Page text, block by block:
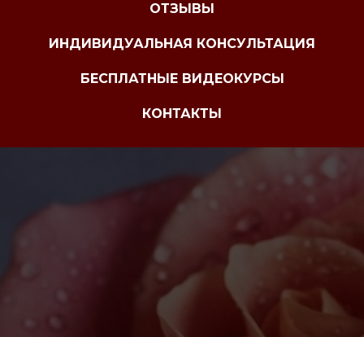
ОТЗЫВЫ
ИНДИВИДУАЛЬНАЯ КОНСУЛЬТАЦИЯ
БЕСПЛАТНЫЕ ВИДЕОКУРСЫ
КОНТАКТЫ